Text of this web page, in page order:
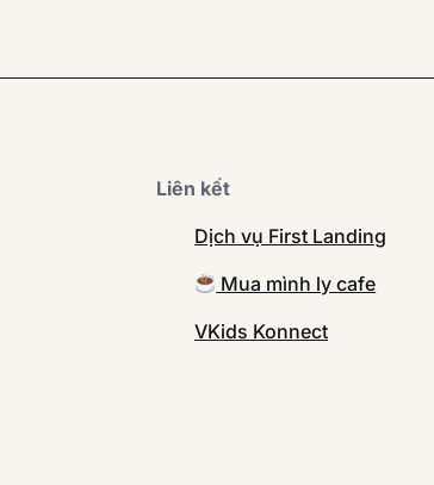
Liên kết
Dịch vụ First Landing
Mua mình ly cafe
VKids Konnect